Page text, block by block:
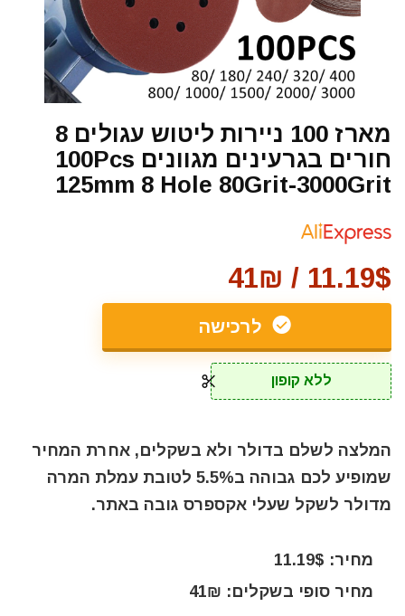
מארז 100 ניירות ליטוש עגולים 8
חורים בגרעינים מגוונים 100Pcs
125mm 8 Hole 80Grit-3000Grit
11.19$ / 41₪
לרכישה
ללא קופון
המלצה לשלם בדולר ולא בשקלים, אחרת המחיר
שמופיע לכם גבוהה ב5.5% לטובת עמלת המרה
מדולר לשקל שעלי אקספרס גובה באתר.
מחיר: 11.19$
מחיר סופי בשקלים: 41₪